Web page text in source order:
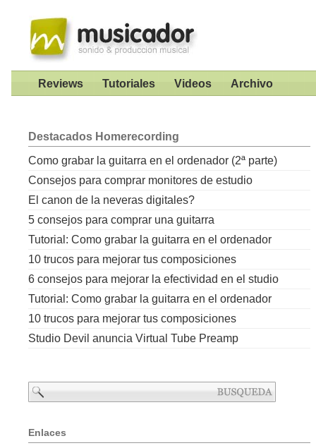
Reviews Tutoriales Videos Archivo
Destacados Homerecording
Como grabar la guitarra en el ordenador (2ª parte)
Consejos para comprar monitores de estudio
El canon de la neveras digitales?
5 consejos para comprar una guitarra
Tutorial: Como grabar la guitarra en el ordenador
10 trucos para mejorar tus composiciones
6 consejos para mejorar la efectividad en el studio
Tutorial: Como grabar la guitarra en el ordenador
10 trucos para mejorar tus composiciones
Studio Devil anuncia Virtual Tube Preamp
Enlaces